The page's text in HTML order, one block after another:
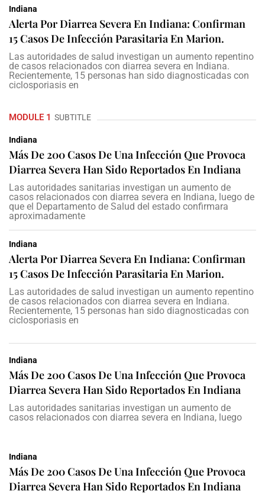
Indiana
Alerta Por Diarrea Severa En Indiana: Confirman
15 Casos De Infección Parasitaria En Marion.
Las autoridades de salud investigan un aumento repentino
de casos relacionados con diarrea severa en Indiana.
Recientemente, 15 personas han sido diagnosticadas con
ciclosporiasis en
MODULE 1 SUBTITLE
Indiana
Más De 200 Casos De Una Infección Que Provoca
Diarrea Severa Han Sido Reportados En Indiana
Las autoridades sanitarias investigan un aumento de
casos relacionados con diarrea severa en Indiana, luego de
que el Departamento de Salud del estado confirmara
aproximadamente
Indiana
Alerta Por Diarrea Severa En Indiana: Confirman
15 Casos De Infección Parasitaria En Marion.
Las autoridades de salud investigan un aumento repentino
de casos relacionados con diarrea severa en Indiana.
Recientemente, 15 personas han sido diagnosticadas con
ciclosporiasis en
Indiana
Más De 200 Casos De Una Infección Que Provoca
Diarrea Severa Han Sido Reportados En Indiana
Las autoridades sanitarias investigan un aumento de
casos relacionados con diarrea severa en Indiana, luego
Indiana
Más De 200 Casos De Una Infección Que Provoca
Diarrea Severa Han Sido Reportados En Indiana